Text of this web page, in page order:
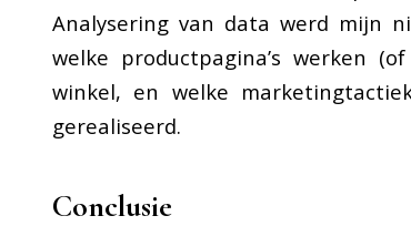
Analysering van data werd mijn
welke productpagina’s werken
winkel, en welke
gerealiseerd.
Conclusie